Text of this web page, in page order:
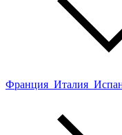
Франция Италия